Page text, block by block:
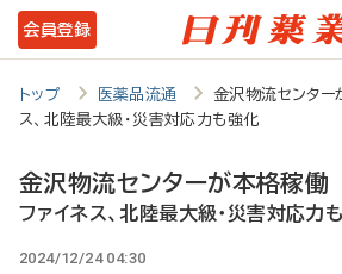
メ
イ
テ
会員登録
トップ 医薬品流通
金沢物流センタ
ス、北陸最大級・災害対応力も強化
金沢物流センターが本格稼働
ファイネス、北陸最大級・災害対応力
2024/12/24 04:30